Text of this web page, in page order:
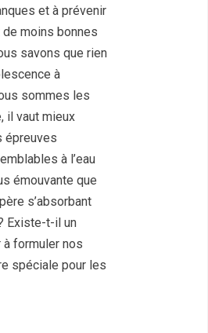
et à prévenir
de moins bonnes
savons que rien
à
sommes les
il vaut mieux
épreuves
à l’eau
émouvante que
s’absorbant
Existe-t-il un
formuler nos
spéciale pour les